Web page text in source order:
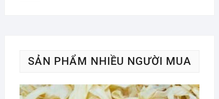
SẢN PHẨM NHIỀU NGƯỜI MUA